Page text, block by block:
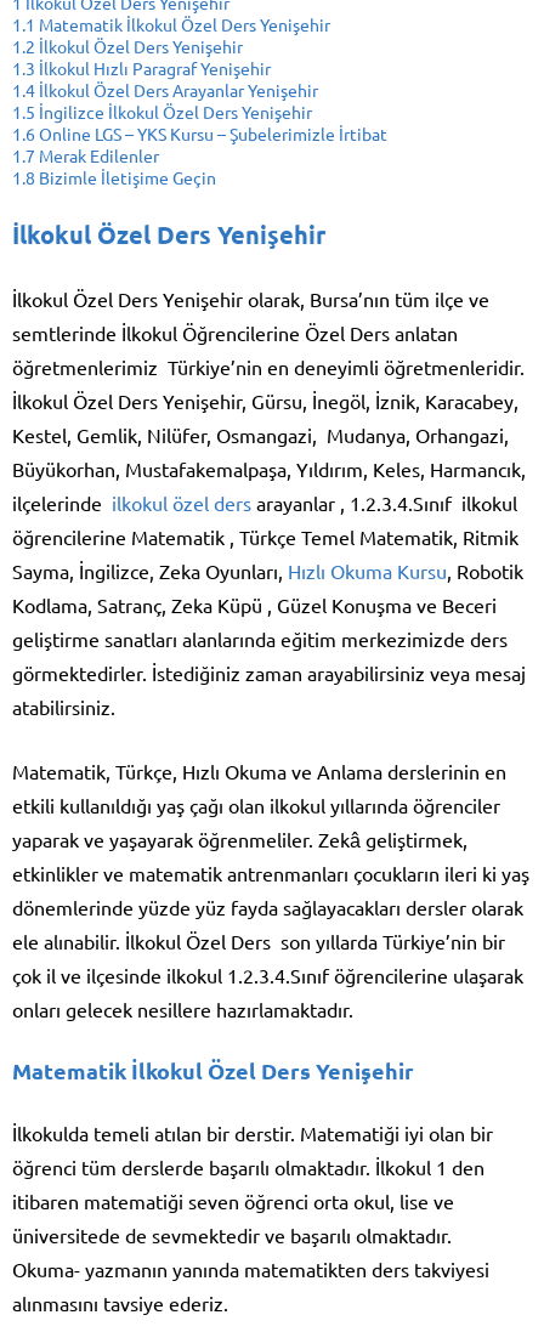
1.1 Matematik İlkokul Özel Ders Yenişehir
1.2 İlkokul Özel Ders Yenişehir
1.3 İlkokul Hızlı Paragraf Yenişehir
1.4 İlkokul Özel Ders Arayanlar Yenişehir
1.5 İngilizce İlkokul Özel Ders Yenişehir
1.6Online LGS – YKS Kursu – Şubelerimizle İrtibat
1.7 Merak Edilenler
1.8 Bizimle İletişime Geçin
İlkokul Özel Ders Yenişehir
İlkokul Özel Ders Yenişehir olarak, Bursa’nın tüm ilçe ve
semtlerinde İlkokul Öğrencilerine Özel Ders anlatan
öğretmenlerimiz Türkiye’nin en deneyimli öğretmenleridir.
İlkokul Özel Ders Yenişehir, Gürsu, İnegöl, İznik, Karacabey,
Kestel, Gemlik, Nilüfer, Osmangazi, Mudanya, Orhangazi,
Büyükorhan, Mustafakemalpaşa, Yıldırım, Keles, Harmancık,
ilçelerinde ilkokul özel ders arayanlar , 1.2.3.4.Sınıf ilkokul
öğrencilerine Matematik , Türkçe Temel Matematik, Ritmik
Sayma, İngilizce, Zeka Oyunları, Hızlı Okuma Kursu , Robotik
Kodlama, Satranç, Zeka Küpü , Güzel Konuşma ve Beceri
geliştirme sanatları alanlarında eğitim merkezimizde ders
görmektedirler. İstediğiniz zaman arayabilirsiniz veya mesaj
atabilirsiniz.
Matematik, Türkçe, Hızlı Okuma ve Anlama derslerinin en
etkili kullanıldığı yaş çağı olan ilkokul yıllarında öğrenciler
yaparak ve yaşayarak öğrenmeliler. Zekâ geliştirmek,
etkinlikler ve matematik antrenmanları çocukların ileri ki yaş
dönemlerinde yüzde yüz fayda sağlayacakları dersler olarak
ele alınabilir. İlkokul Özel Ders son yıllarda Türkiye’nin bir
çok il ve ilçesinde ilkokul 1.2.3.4.Sınıf öğrencilerine ulaşarak
onları gelecek nesillere hazırlamaktadır.
Matematik İlkokul Özel Ders Yenişehir
İlkokulda temeli atılan bir derstir. Matematiği iyi olan bir
öğrenci tüm derslerde başarılı olmaktadır. İlkokul 1 den
itibaren matematiği seven öğrenci orta okul, lise ve
üniversitede de sevmektedir ve başarılı olmaktadır.
Okuma- yazmanın yanında matematikten ders takviyesi
alınmasını tavsiye ederiz.